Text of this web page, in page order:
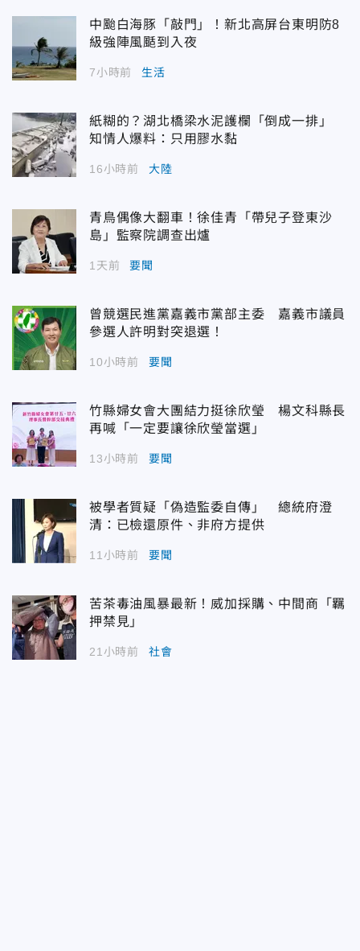
中颱白海豚「敲門」！新北高屏台東明防8
級強陣風颳到入夜
7小時前 生活
紙糊的？湖北橋梁水泥護欄「倒成一排」
知情人爆料：只用膠水黏
16小時前 大陸
青鳥偶像大翻車！徐佳青「帶兒子登東沙
島」監察院調查出爐
1天前 要聞
曾競選民進黨嘉義市黨部主委 嘉義市議員
參選人許明對突退選！
10小時前 要聞
竹縣婦女會大團結力挺徐欣瑩 楊文科縣長
再喊「一定要讓徐欣瑩當選」
13小時前 要聞
被學者質疑「偽造監委自傳」 總統府澄
清：已檢還原件、非府方提供
11小時前 要聞
苦茶毒油風暴最新！威加採購、中間商「羈
押禁見」
21小時前 社會